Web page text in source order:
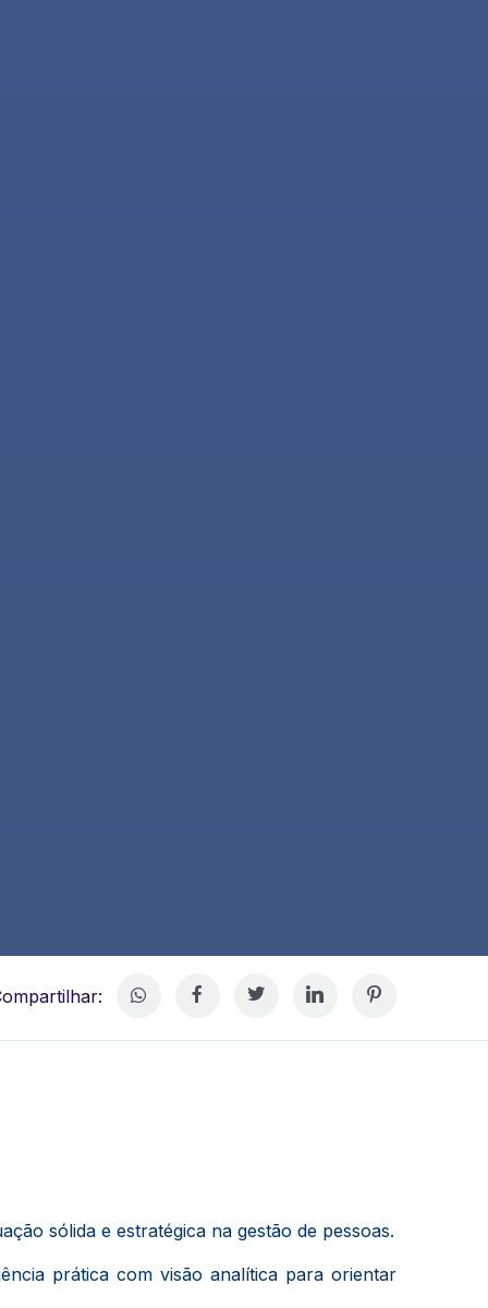
sólida e estratégica na gestão de pessoas.
prática com visão analítica para orientar